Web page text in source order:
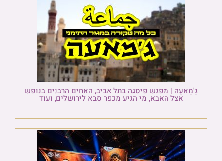
גַ'מַאעַה | מפגש פיסגה בתל אביב, האחים הרבנים בנופש
אצל האבא, מי הגיע מכפר סבא לירושלים, ועוד